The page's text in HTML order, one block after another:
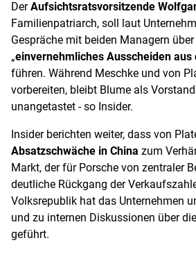
DerAufsichtsratsvorsitzende
Familienpatriarch, soll laut
Gespräche mit beiden Managern über
„einvernehmliches Ausscheiden aus
führen. Während Meschke und von
vorbereiten, bleibt Blume als
unangetastet - so Insider.
Insider berichten weiter, dass von
Absatzschwäche in China zum
Markt, der für Porsche von zentraler
deutliche Rückgang der
Volksrepublik hat das Unternehmen
und zu internen Diskussionen über
geführt.